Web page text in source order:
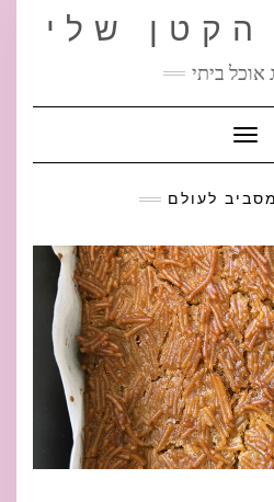
שלי
אוכל ביתי
Toggle Navigation
לעולם